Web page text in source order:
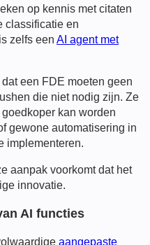
op kennis met citaten
classificatie en
zelfs een AI agent met
een FDE moeten geen
die niet nodig zijn. Ze
goedkoper kan worden
gewone automatisering in
implementeren.
aanpak voorkomt dat het
innovatie.
AI functies
aangepaste